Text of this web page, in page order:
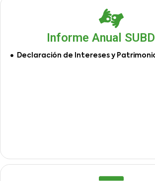
Informe Anual
Declaración de Intereses y